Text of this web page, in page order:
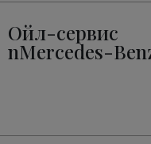
Ойл-сервис
nMercedes-